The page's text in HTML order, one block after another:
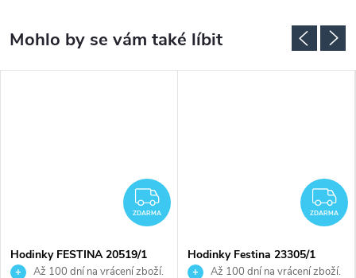
ZDARMA
ZDARMA
Hodinky FESTINA 20519/1
Až 100 dní na vrácení zboží.
ZDARMA
Hodinky Festina 23305/1
Až 100 dní na vrácení zboží.